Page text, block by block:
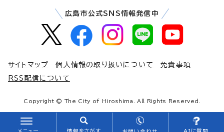
メニュー 情報をさがす AIに質問
広島市公式SNS情報発信中
サイトマップ 個人情報の取り扱いについて
免責事項
RSS配信について
Copyright © The City of Hiroshima. All Rights Reserved.